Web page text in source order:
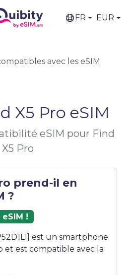
FR EUR
avec les eSIM
X5 Pro eSIM
eSIM pour Find
X5 Pro
prend-il en
?
!
est un smartphone
et est compatible avec la